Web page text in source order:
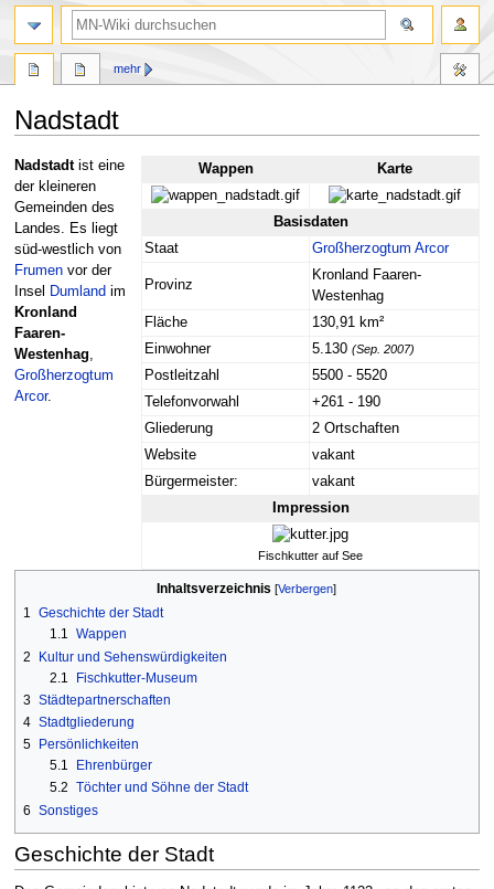
Nadstadt
Zur
Navigation
springen
Zur
Suche
springen
Wappen Karte
Basisdaten
Staat
Großherzogtum Arcor
Provinz
Kronland Faaren-
Westenhag
Fläche
130,91 km²
Einwohner
5.130(Sep. 2007)
Postleitzahl
5500 - 5520
Telefonvorwahl
+261 - 190
Gliederung
2 Ortschaften
Website
vakant
Bürgermeister:
vakant
Impression
Fischkutter auf See
Nadstadtist eine
der kleineren
Gemeinden des
Landes. Es liegt
süd-westlich von
Frumenvor der
Insel
Dumland im
Kronland
Faaren-
Westenhag
Großherzogtum
Arcor.
Inhaltsverzeichnis
1 Geschichte der Stadt
1.1 Wappen
2
Kultur und Sehenswürdigkeiten
2.1
Fischkutter-Museum
3 Städtepartnerschaften
4 Stadtgliederung
5
Persönlichkeiten
5.1
Ehrenbürger
5.2 Töchter und Söhne der Stadt
6 Sonstiges
Geschichte der Stadt
mehr
Suche